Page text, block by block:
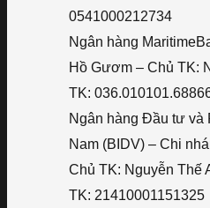
0541000212734
Ngân hàng
Hồ Gươm – Chủ TK:
TK:
Ngân hàng Đầu tư và
Nam (BIDV) – Chi
Chủ TK: Nguyễn Thế
TK: 21410001151325